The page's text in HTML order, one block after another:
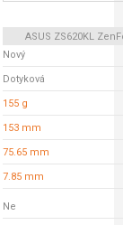
ASUS ZS620KL
Nový
Dotyková
155 g
153 mm
75.65 mm
7.85 mm
Ne